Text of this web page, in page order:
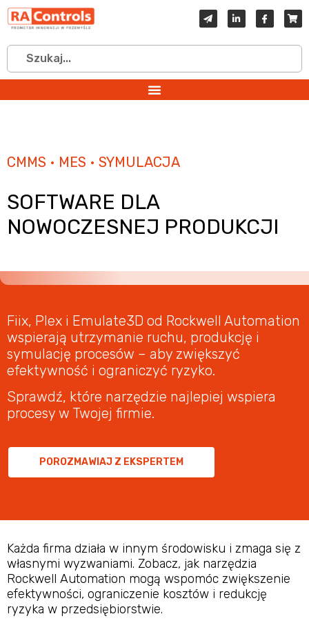
CMMS • MES • SYMULACJA
SOFTWARE DLA
NOWOCZESNEJ PRODUKCJI
Fiix, Plex i Emulate3D od Rockwell Automation
wspierają utrzymanie ruchu, produkcję i
symulację procesów – aby zwiększyć
efektywność i ograniczyć ryzyko.
Sprawdź, które narzędzie najlepiej wspiera
procesy w Twojej firmie.
POROZMAWIAJ Z EKSPERTEM
Każda firma działa w innym środowisku i zmaga się z
własnymi wyzwaniami. Zobacz, jak narzędzia
Rockwell Automation mogą wspomóc zwiększenie
efektywności, ograniczenie kosztów i redukcję
ryzyka w przedsiębiorstwie.